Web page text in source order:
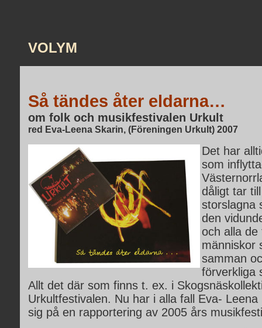
VOLYM
Så tändes åter eldarna…
om folk och musikfestivalen Urkult
red Eva-Leena Skarin, (Föreningen Urkult) 2007
Det har
som
dåligt tar
storslagna
den
och alla
människor
samman
förverkliga
Allt det där som finns t. ex. i
Urkultfestivalen. Nu har i alla fall Eva-
sig på en rapportering av 2005 års